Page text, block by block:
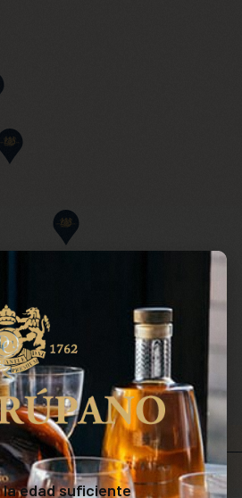
edad suficiente